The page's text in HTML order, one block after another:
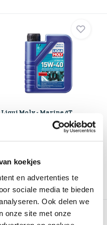
koekjes
en advertenties te
sociale media te bieden
Ook delen we
onze site met onze
Liqui Moly - Marine 4T
Motorolie 15W-40 ...
Klik voor voorraad info
€ 14,63